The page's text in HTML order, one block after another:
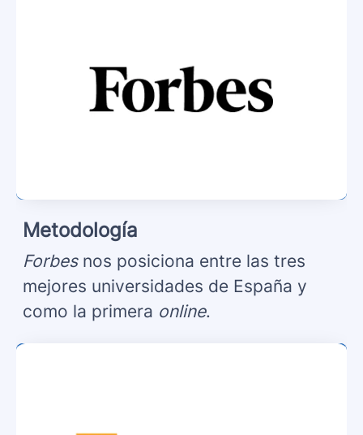
Metodología
Forbesnos posiciona entre las tres
mejores universidades de España y
como la primera online.